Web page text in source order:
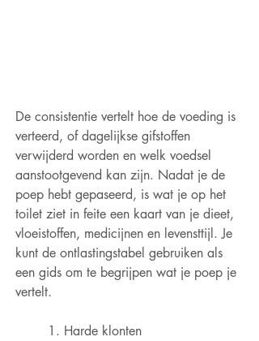
De consistentie vertelt hoe de voeding is
verteerd, of dagelijkse gifstoffen
verwijderd worden en welk voedsel
aanstootgevend kan zijn. Nadat je de
poep hebt gepaseerd, is wat je op het
toilet ziet in feite een kaart van je dieet,
vloeistoffen, medicijnen en levensttijl. Je
kunt de ontlastingstabel gebruiken als
een gids om te begrijpen wat je poep je
vertelt.
	1. Harde klonten